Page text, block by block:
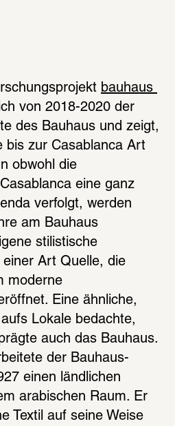
bauhaus
von 2018-2020 der
des Bauhaus und zeigt,
bis zur Casablanca Art
obwohl die
eine ganz
verfolgt, werden
am Bauhaus
stilistische
einer Art Quelle, die
moderne
Eine ähnliche,
Lokale bedachte,
auch das Bauhaus.
der Bauhaus-
einen ländlichen
arabischen Raum. Er
Textil auf seine Weise